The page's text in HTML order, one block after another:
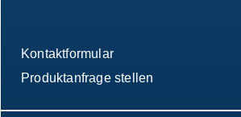
Kontaktformular
Produktanfrage stellen